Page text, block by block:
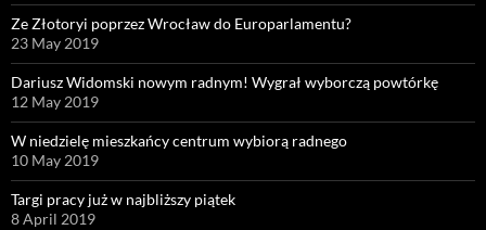
Ze Złotoryi poprzez Wrocław do Europarlamentu?
23 May 2019
Dariusz Widomski nowym radnym! Wygrał wyborczą powtórkę
12 May 2019
W niedzielę mieszkańcy centrum wybiorą radnego
10 May 2019
Targi pracy już w najbliższy piątek
8 April 2019